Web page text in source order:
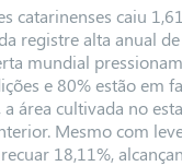
caiu
registre alta anual
mundial
e 80% estão em
área cultivada no
Mesmo com
18,11%,